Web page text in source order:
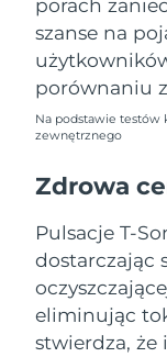
porach
szanse na
porównaniu
Na podstawie
zewnętrznego
Zdrowa
Pulsacje T-
dostarczając
eliminując
stwierdza, że
Holandia
Nowa
Norwegia
Oman
Filipiny